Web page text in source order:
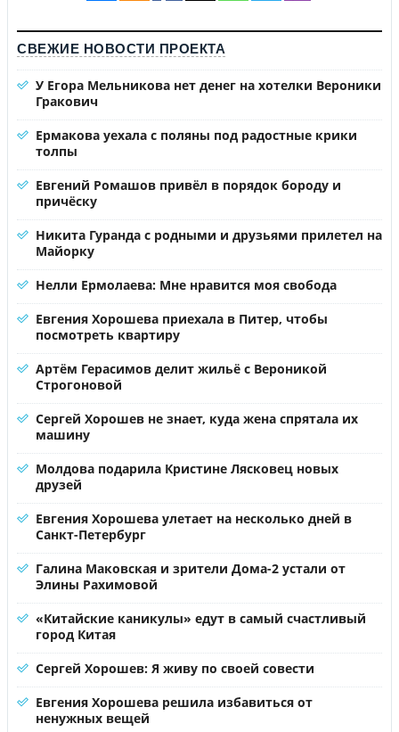
СВЕЖИЕ НОВОСТИ ПРОЕКТА
У Егора Мельникова нет денег на хотелки Вероники
Гракович
Ермакова уехала с поляны под радостные крики
толпы
Евгений Ромашов привёл в порядок бороду и
причёску
Никита Гуранда с родными и друзьями прилетел на
Майорку
Нелли Ермолаева: Мне нравится моя свобода
Евгения Хорошева приехала в Питер, чтобы
посмотреть квартиру
Артём Герасимов делит жильё с Вероникой
Строгоновой
Сергей Хорошев не знает, куда жена спрятала их
машину
Молдова подарила Кристине Лясковец новых
друзей
Евгения Хорошева улетает на несколько дней в
Санкт-Петербург
Галина Маковская и зрители Дома-2 устали от
Элины Рахимовой
«Китайские каникулы» едут в самый счастливый
город Китая
Сергей Хорошев: Я живу по своей совести
Евгения Хорошева решила избавиться от
ненужных вещей